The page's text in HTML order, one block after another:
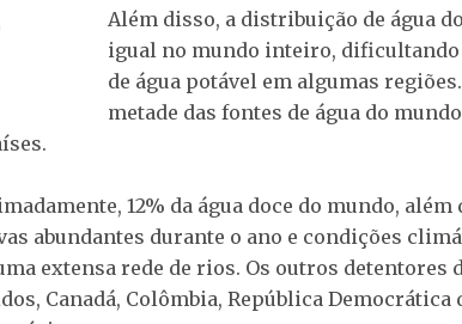
Além disso, a distribuição de água
igual no mundo inteiro, dificultando
de água potável em algumas
metade das fontes de água do
12% da água doce do mundo, além
abundantes durante o ano e condições
extensa rede de rios. Os outros detentores
Canadá, Colômbia, República Democrática